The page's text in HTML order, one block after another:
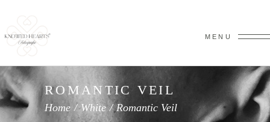
MENU
ROMANTIC VEIL
Home/White/Romantic Veil